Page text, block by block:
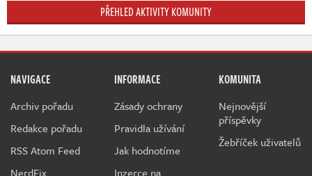
PŘEHLED AKTIVITY KOMUNITY
NAVIGACE
Archiv pořadu
Redakce pořadu
RSS Atom Feed
NerdFix
INFORMACE
Zásady ochrany
Pravidla užívání
Jak hodnotíme
Inzerce na
KOMUNITA
Nejnovější
příspěvky
Žebříček uživatelů